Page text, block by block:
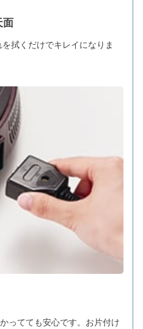
面
拭くだけでキレイになりま
ってても安心です。お片付け